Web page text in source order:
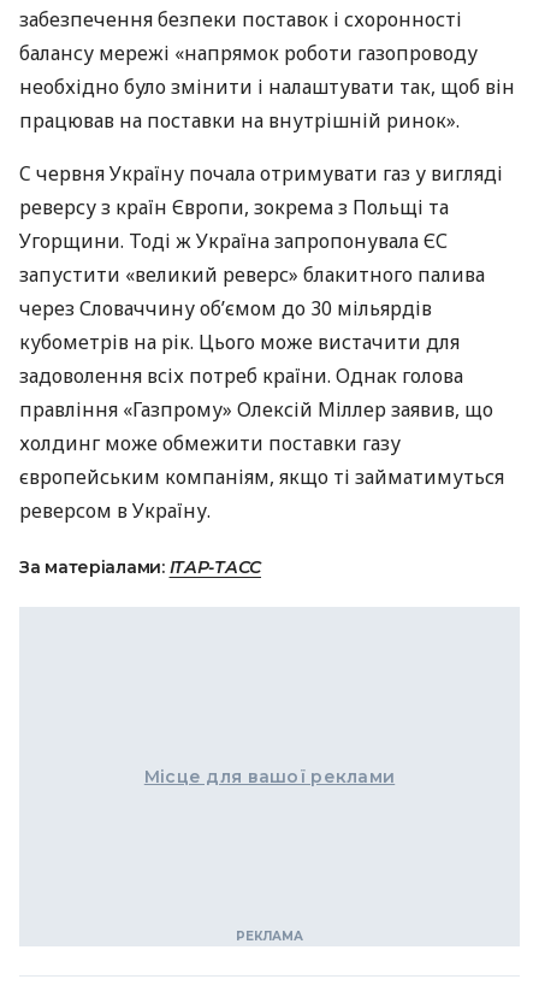
забезпечення безпеки поставок і схоронності
балансу мережі «напрямок роботи газопроводу
необхідно було змінити і налаштувати так, щоб він
працював на поставки на внутрішній ринок».
C червня Україну почала отримувати газ у вигляді
реверсу з країн Європи, зокрема з Польщі та
Угорщини. Тоді ж Україна запропонувала ЄС
запустити «великий реверс» блакитного палива
через Словаччину об’ємом до 30 мільярдів
кубометрів на рік. Цього може вистачити для
задоволення всіх потреб країни. Однак голова
правління «Газпрому» Олексій Міллер заявив, що
холдинг може обмежити поставки газу
європейським компаніям, якщо ті займатимуться
реверсом в Україну.
За матеріалами: ІТАР-ТАСС
Місце для вашої реклами